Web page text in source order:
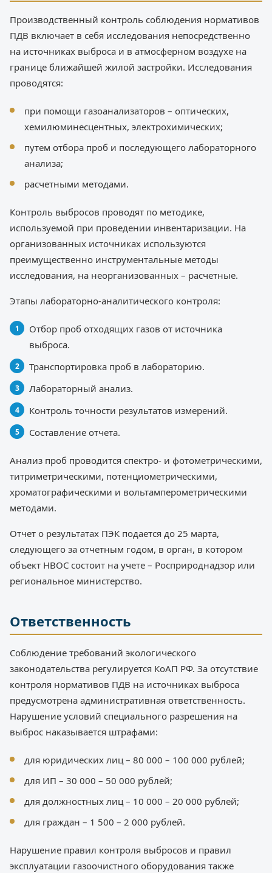
Производственный контроль соблюдения нормативов
ПДВ включает в себя исследования непосредственно
на источниках выброса и в атмосферном воздухе на
границе ближайшей жилой застройки. Исследования
проводятся:
при помощи газоанализаторов – оптических,
хемилюминесцентных, электрохимических;
путем отбора проб и последующего лабораторного
анализа;
расчетными методами.
Контроль выбросов проводят по методике,
используемой при проведении инвентаризации. На
организованных источниках используются
преимущественно инструментальные методы
исследования, на неорганизованных – расчетные.
Этапы лабораторно-аналитического контроля:
Отбор проб отходящих газов от источника
выброса.
Транспортировка проб в лабораторию.
Лабораторный анализ.
Контроль точности результатов измерений.
Составление отчета.
Анализ проб проводится спектро- и фотометрическими,
титриметрическими, потенциометрическими,
хроматографическими и вольтамперометрическими
методами.
Отчет о результатах ПЭК подается до 25 марта,
следующего за отчетным годом, в орган, в котором
объект НВОС состоит на учете – Росприроднадзор или
региональное министерство.
Ответственность
Соблюдение требований экологического
законодательства регулируется КоАП РФ. За отсутствие
контроля нормативов ПДВ на источниках выброса
предусмотрена административная ответственность.
Нарушение условий специального разрешения на
выброс наказывается штрафами:
для юридических лиц – 80 000 – 100 000 рублей;
для ИП – 30 000 – 50 000 рублей;
для должностных лиц – 10 000 – 20 000 рублей;
для граждан – 1 500 – 2 000 рублей.
Нарушение правил контроля выбросов и правил
эксплуатации газоочистного оборудования также